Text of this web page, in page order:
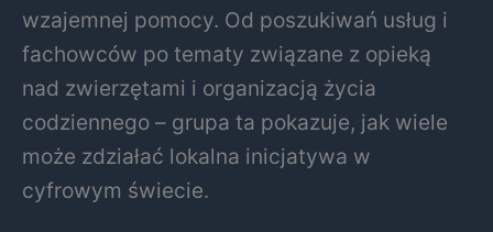
wzajemnej pomocy. Od poszukiwań usług i
fachowców po tematy związane z opieką
nad zwierzętami i organizacją życia
codziennego – grupa ta pokazuje, jak wiele
może zdziałać lokalna inicjatywa w
cyfrowym świecie.